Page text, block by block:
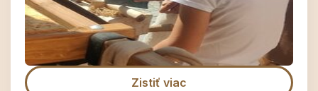
Zistiť viac